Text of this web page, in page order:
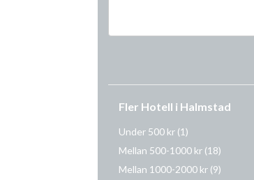
Fler Hotell i Halmstad
Under 500 kr (1)
Mellan 500-1000 kr (18)
Mellan 1000-2000 kr (9)